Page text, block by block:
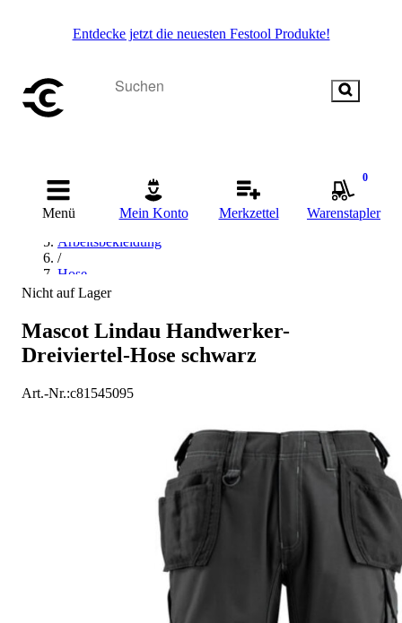
Entdecke jetzt die neuesten Festool Produkte!
Menü Mein Konto Merkzettel
0
Warenstapler
Startseite
/
Arbeitskleidung & Arbeitsschutz
Arbeitsbekleidung
/
Hose
/
MASCOT Arbeitshose & Bundhose
Nicht auf Lager
Mascot Lindau Handwerker-
Dreiviertel-Hose schwarz
Art.-Nr.:c81545095